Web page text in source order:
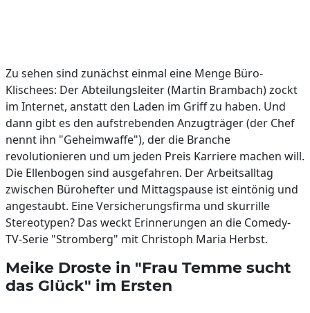
Zu sehen sind zunächst einmal eine Menge Büro-
Klischees: Der Abteilungsleiter (Martin Brambach) zockt
im Internet, anstatt den Laden im Griff zu haben. Und
dann gibt es den aufstrebenden Anzugträger (der Chef
nennt ihn "Geheimwaffe"), der die Branche
revolutionieren und um jeden Preis Karriere machen will.
Die Ellenbogen sind ausgefahren. Der Arbeitsalltag
zwischen Bürohefter und Mittagspause ist eintönig und
angestaubt. Eine Versicherungsfirma und skurrille
Stereotypen? Das weckt Erinnerungen an die Comedy-
TV-Serie "Stromberg" mit Christoph Maria Herbst.
Meike Droste in "Frau Temme sucht
das Glück" im Ersten